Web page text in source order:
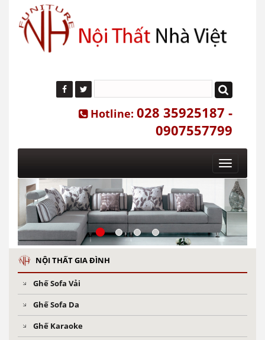
Hotline: 028 35925187 -
0907557799
Toggle
NỘI THẤT GIA ĐÌNH
Ghế Sofa Vải
Ghế Sofa Da
Ghế Karaoke